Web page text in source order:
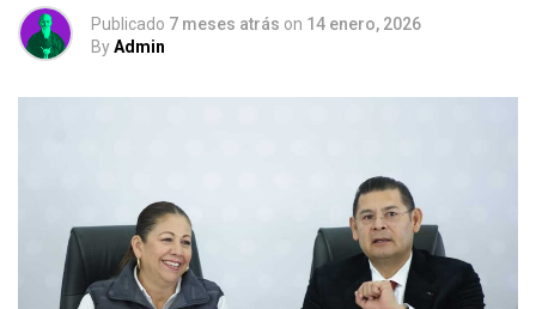
Publicado 7 meses atrás on 14 enero, 2026
ByAdmin